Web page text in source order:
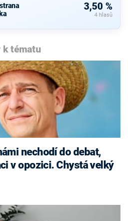
3,50 %
4 hlasů
k tématu
nechodí do debat,
v opozici. Chystá velký